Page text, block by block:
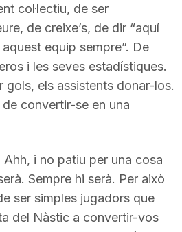
col·lectiu, de ser
de creixe’s, de dir “aquí
equip sempre”. De
i les seves estadístiques.
gols, els assistents donar-los.
convertir-se en una
i no patiu per una cosa
Sempre hi serà. Per això
ser simples jugadors que
del Nàstic a convertir-vos